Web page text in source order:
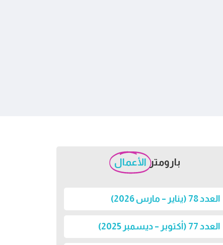
بارومتر الأعمال
العدد 78 (يناير – مارس 2026)
العدد 77 (أكتوبر – ديسمبر 2025)